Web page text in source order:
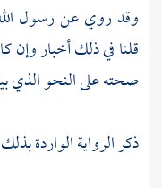
وقد روي عن رسول
قلنا في ذلك أخبار وإن
صحته على النحو الذي
ذكر الرواية الواردة